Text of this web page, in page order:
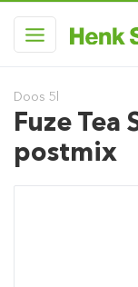
Doos 5l
Fuze Tea
postmix